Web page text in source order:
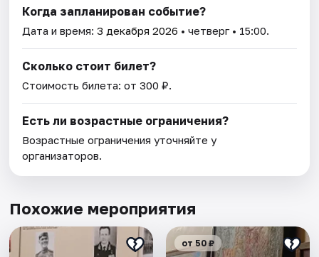
Когда запланирован событие?
Дата и время:3 декабря 2026 • четверг • 15:00.
Сколько стоит билет?
Стоимость билета: от 300 ₽.
Есть ли возрастные ограничения?
Возрастные ограничения уточняйте у
организаторов.
Похожие мероприятия
от 50 ₽